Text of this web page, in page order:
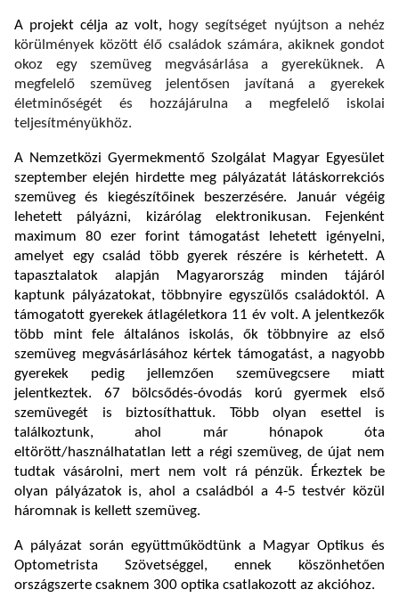
A projekt célja az volt, hogysegítséget nyújtson a nehéz
körülmények között élő családok számára, akiknek gondot
okoz egy szemüveg megvásárlása a gyereküknek. A
megfelelő szemüveg jelentősen javítaná a gyerekek
életminőségét és hozzájárulna a megfelelő iskolai
teljesítményükhöz.
A Nemzetközi Gyermekmentő Szolgálat Magyar Egyesület
szeptember elején hirdette meg pályázatát látáskorrekciós
szemüveg és kiegészítőinek beszerzésére. Január végéig
lehetett pályázni, kizárólag elektronikusan. Fejenként
maximum 80 ezer forint támogatást lehetett igényelni,
amelyet egy család több gyerek részére is kérhetett. A
tapasztalatok alapján Magyarország minden tájáról
kaptunk pályázatokat, többnyire egyszülős családoktól. A
támogatott gyerekek átlagéletkora 11 év volt. A jelentkezők
több mint fele általános iskolás, ők többnyire az első
szemüveg megvásárlásához kértek támogatást, a nagyobb
gyerekek pedig jellemzően szemüvegcsere miatt
jelentkeztek. 67 bölcsődés-óvodás korú gyermek első
szemüvegét is biztosíthattuk. Több olyan esettel is
találkoztunk, ahol már hónapok óta
eltörött/használhatatlan lett a régi szemüveg, de újat nem
tudtak vásárolni, mert nem volt rá pénzük. Érkeztek be
olyan pályázatok is, ahol a családból a 4-5 testvér közül
háromnak is kellett szemüveg.
A pályázat során együttműködtünk a Magyar Optikus és
Optometrista Szövetséggel, ennek köszönhetően
országszerte csaknem 300 optika csatlakozott az akcióhoz.